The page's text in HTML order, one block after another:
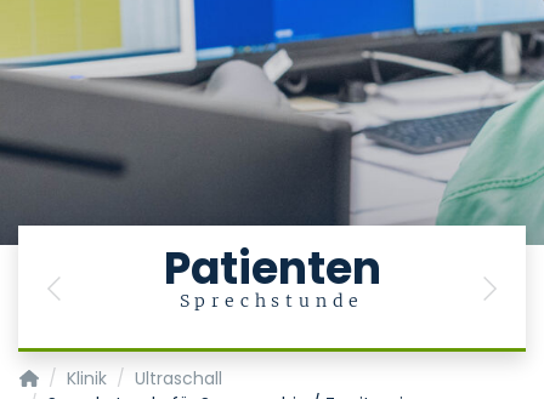
Patienten
Sprechstunde
Previous Next
Klinik für Gastroenterologie, Stoffwechselerkrankungen
Klinik
Ultraschall